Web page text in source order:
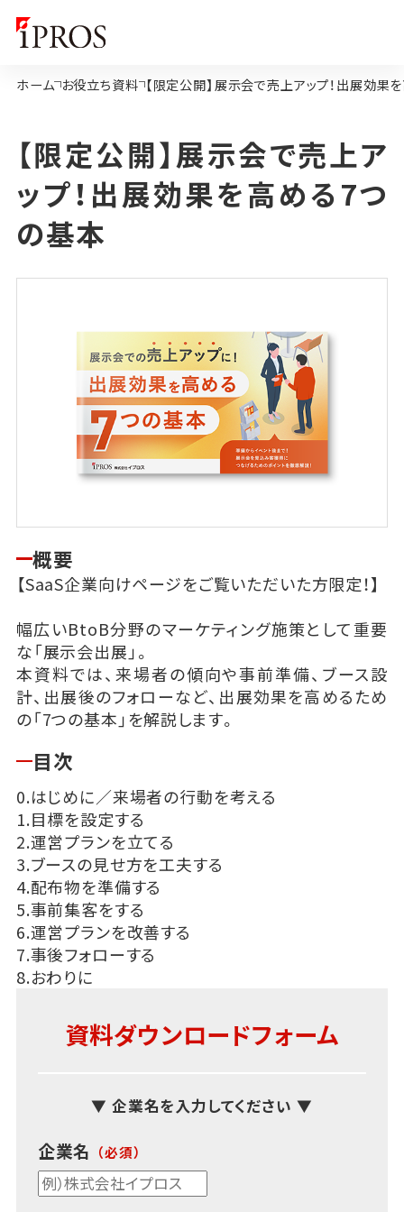
ホーム お役立ち資料 【限定公開】展示会で売上アップ！出展効果
【限定公開】展示会で売上ア
ップ！出展効果を高める7つ
の基本
概要
【SaaS企業向けページをご覧いただいた方限定！】
幅広いBtoB分野のマーケティング施策として重要
な「展示会出展」。
本資料では、来場者の傾向や事前準備、ブース設
計、出展後のフォローなど、出展効果を高めるため
の「7つの基本」を解説します。
目次
0.はじめに／来場者の行動を考える
1.目標を設定する
2.運営プランを立てる
3.ブースの見せ方を工夫する
4.配布物を準備する
5.事前集客をする
6.運営プランを改善する
7.事後フォローする
8.おわりに
資料ダウンロードフォーム
▼ 企業名を入力してください ▼
企業名